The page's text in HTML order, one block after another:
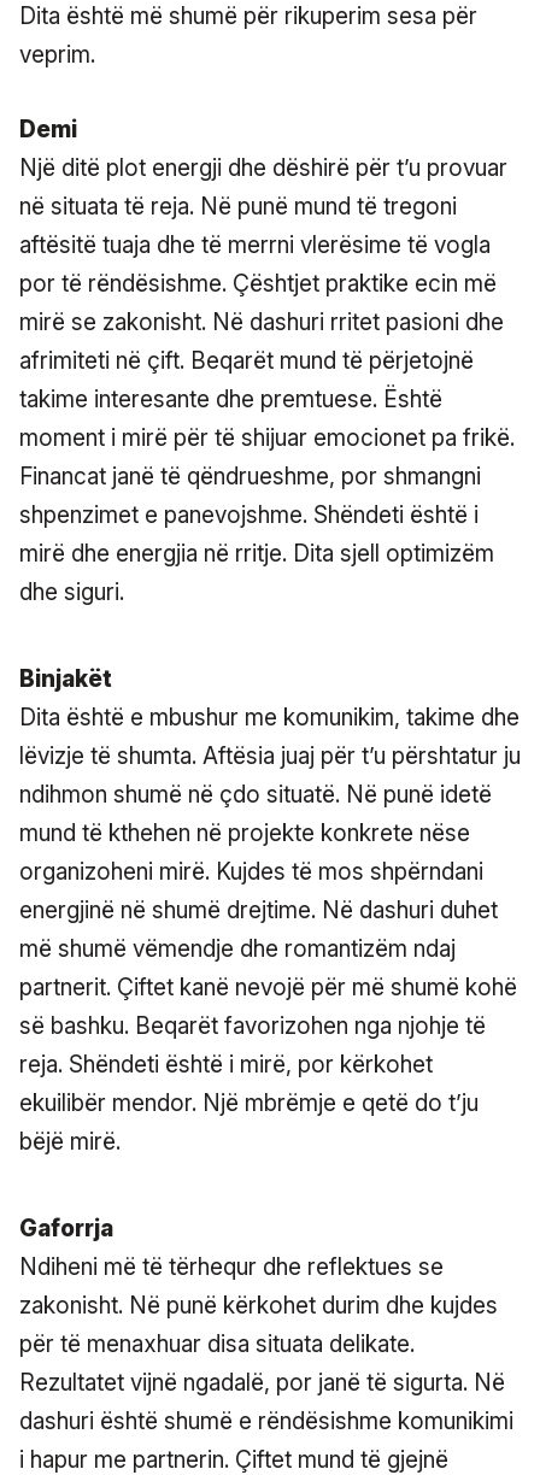
Dita është më shumë për rikuperim sesa për
veprim.
Demi
Një ditë plot energji dhe dëshirë për t’u provuar
në situata të reja. Në punë mund të tregoni
aftësitë tuaja dhe të merrni vlerësime të vogla
por të rëndësishme. Çështjet praktike ecin më
mirë se zakonisht. Në dashuri rritet pasioni dhe
afrimiteti në çift. Beqarët mund të përjetojnë
takime interesante dhe premtuese. Është
moment i mirë për të shijuar emocionet pa frikë.
Financat janë të qëndrueshme, por shmangni
shpenzimet e panevojshme. Shëndeti është i
mirë dhe energjia në rritje. Dita sjell optimizëm
dhe siguri.
Binjakët
Dita është e mbushur me komunikim, takime dhe
lëvizje të shumta. Aftësia juaj për t’u përshtatur ju
ndihmon shumë në çdo situatë. Në punë idetë
mund të kthehen në projekte konkrete nëse
organizoheni mirë. Kujdes të mos shpërndani
energjinë në shumë drejtime. Në dashuri duhet
më shumë vëmendje dhe romantizëm ndaj
partnerit. Çiftet kanë nevojë për më shumë kohë
së bashku. Beqarët favorizohen nga njohje të
reja. Shëndeti është i mirë, por kërkohet
ekuilibër mendor. Një mbrëmje e qetë do t’ju
bëjë mirë.
Gaforrja
Ndiheni më të tërhequr dhe reflektues se
zakonisht. Në punë kërkohet durim dhe kujdes
për të menaxhuar disa situata delikate.
Rezultatet vijnë ngadalë, por janë të sigurta. Në
dashuri është shumë e rëndësishme komunikimi
i hapur me partnerin. Çiftet mund të gjejnë